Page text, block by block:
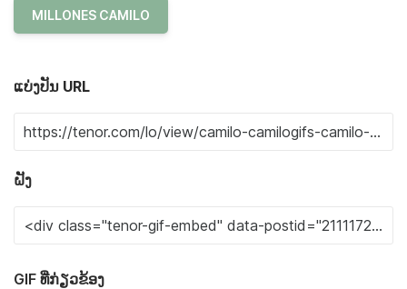
MILLONES CAMILO
ແບ່ງປັນ URL
ຝັງ
GIF ທີ່ກ່ຽວຂ້ອງ